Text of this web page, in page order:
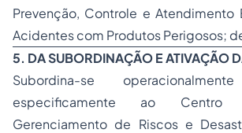
Prevenção, Controle e Atendimento
Acidentes com Produtos Perigosos;
5. DA SUBORDINAÇÃO E ATIVAÇÃO
Subordina-se
especificamente ao Centro
Gerenciamento de Riscos e